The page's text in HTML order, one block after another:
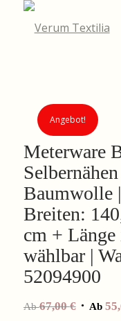
Angebot!
Meterware
Baumwolle
Breiten:
cm +
wählbar |
52094900
Ab67,00€ Ab